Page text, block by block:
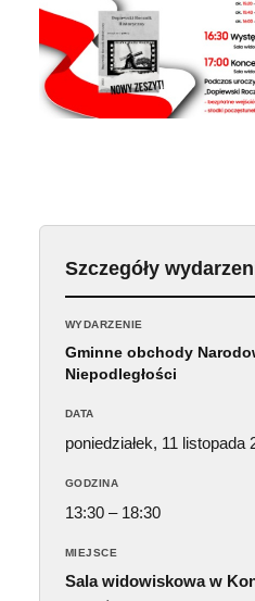
Szczegóły
WYDARZENIE
Gminne obchody
Niepodległości
DATA
poniedziałek, 11 listopada
GODZINA
13:30 – 18:30
MIEJSCE
Sala widowiskowa w